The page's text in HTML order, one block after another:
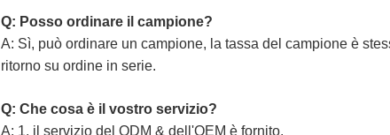
Q: Posso ordinare il campione?
A: Sì, può ordinare un campione, la tassa del campione è
ritorno su ordine in serie.
Q: Che cosa è il vostro servizio?
A: 1. il servizio del ODM & dell'OEM è fornito.